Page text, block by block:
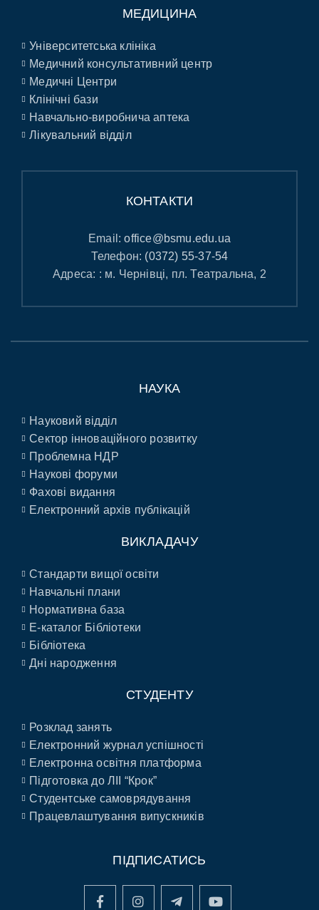
МЕДИЦИНА
Університетська клініка
Медичний консультативний центр
Медичні Центри
Клінічні бази
Навчально-виробнича аптека
Лікувальний відділ
КОНТАКТИ
Email:office@bsmu.edu.ua
Телефон: (0372) 55-37-54
Адреса: : м. Чернівці, пл. Театральна, 2
НАУКА
Науковий відділ
Сектор інноваційного розвитку
Проблемна НДР
Наукові форуми
Фахові видання
Електронний архів публікацій
ВИКЛАДАЧУ
Стандарти вищої освіти
Навчальні плани
Нормативна база
E-каталог Бібліотеки
Бібліотека
Дні народження
СТУДЕНТУ
Розклад занять
Електронний журнал успішності
Електронна освітня платформа
Підготовка до ЛІІ “Крок”
Студентське самоврядування
Працевлаштування випускників
ПІДПИСАТИСЬ